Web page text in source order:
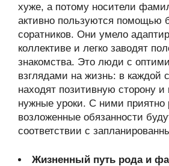
хуже, а потому носители
активно пользуются помощью
соратников. Они умело
коллективе и легко заводят
знакомства. Это люди с
взглядами на жизнь: в каждой
находят позитивную сторону и
нужные уроки. С ними приятно
возложенные обязанности
соответствии с
Жизненный путь рода и